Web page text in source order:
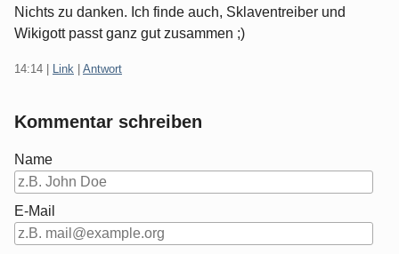
Nichts zu danken. Ich finde auch, Sklaventreiber und
Wikigott passt ganz gut zusammen ;)
14:14 Link Antwort
Kommentar schreiben
Name
E-Mail